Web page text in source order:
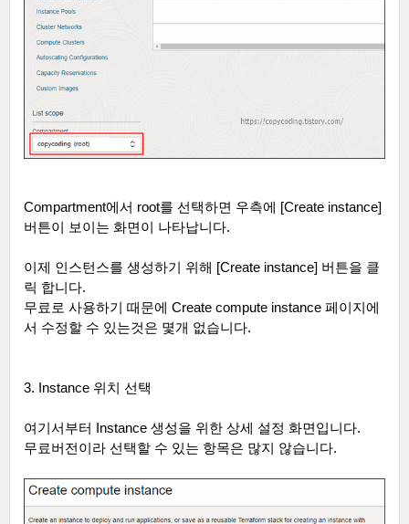
Compartment에서 root를 선택하면 우측에 [Create instance]
버튼이 보이는 화면이 나타납니다.
이제 인스턴스를 생성하기 위해 [Create instance] 버튼을 클
릭 합니다.
무료로 사용하기 때문에 Create compute instance 페이지에
서 수정할 수 있는것은 몇개 없습니다.
3. Instance 위치 선택
여기서부터 Instance 생성을 위한 상세 설정 화면입니다.
무료버전이라 선택할 수 있는 항목은 많지 않습니다.